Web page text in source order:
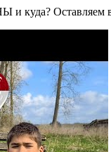
Оставляем